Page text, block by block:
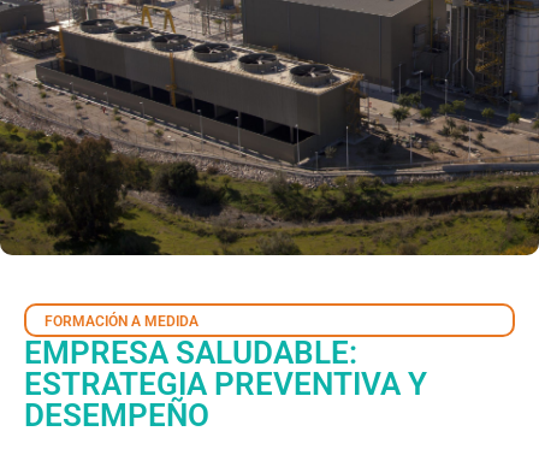
FORMACIÓN A MEDIDA
EMPRESA SALUDABLE:
ESTRATEGIA PREVENTIVA Y
DESEMPEÑO